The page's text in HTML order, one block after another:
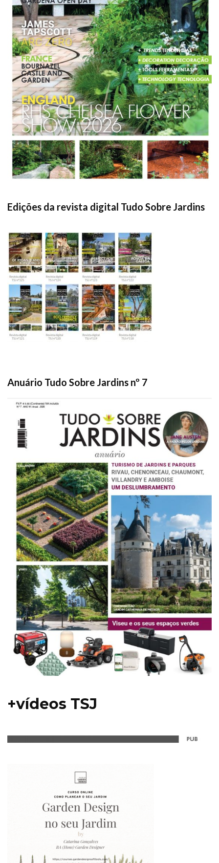
Edições da revista digital Tudo Sobre Jardins
Anuário Tudo Sobre Jardins nº 7
+vídeos TSJ